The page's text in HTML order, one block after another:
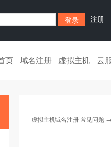
注册
页 域名注册 虚拟主机 云
虚拟主机域名注册-常见问题